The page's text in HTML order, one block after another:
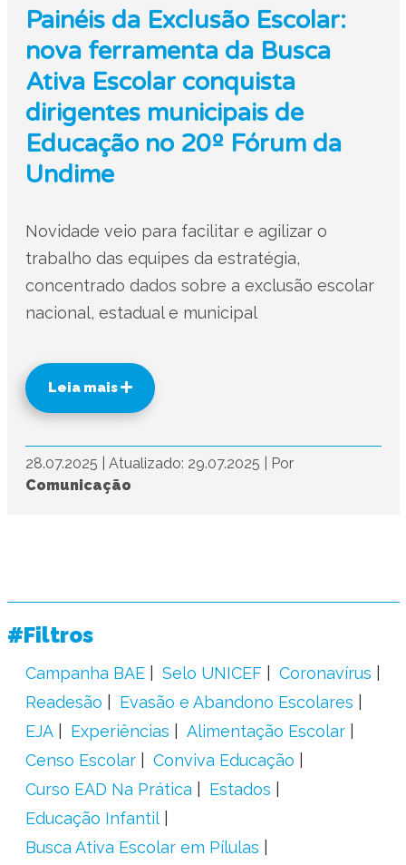
Painéis da Exclusão Escolar:
nova ferramenta da Busca
Ativa Escolar conquista
dirigentes municipais de
Educação no 20º Fórum da
Undime
Novidade veio para facilitar e agilizar o
trabalho das equipes da estratégia,
concentrado dados sobre a exclusão escolar
nacional, estadual e municipal
Leia mais
28.07.2025 Atualizado: 29.07.2025
Por
Comunicação
#Filtros
Campanha BAE Selo UNICEF
Coronavírus
Readesão
Evasão e Abandono Escolares
EJA
Experiências
Alimentação Escolar
Censo Escolar
Conviva Educação
Curso EAD Na Prática
Estados
Educação Infantil
Busca Ativa Escolar em Pílulas